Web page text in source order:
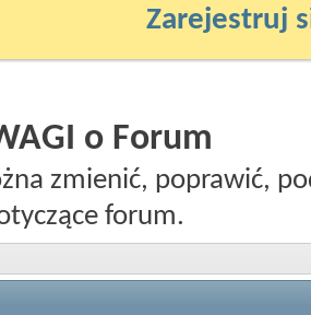
Zarejestruj
o Forum
zmienić, poprawić,
forum.